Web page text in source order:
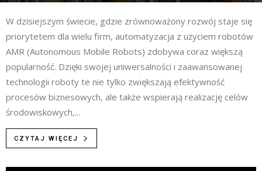
W dzisiejszym świecie, gdzie zrównoważony rozwój staje się
priorytetem dla wielu firm, automatyzacja z użyciem robotów
AMR (Autonomous Mobile Robots) zdobywa coraz większą
popularność. Dzięki swojej uniwersalności i zaawansowanej
technologii roboty te nie tylko zwiększają efektywność
procesów biznesowych, ale także wspierają realizację celów
środowiskowych,...
CZYTAJ WIĘCEJ